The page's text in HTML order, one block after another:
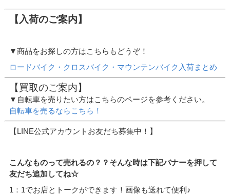
【入荷のご案内】
▼商品をお探しの方はこちらもどうぞ！
ロードバイク・クロスバイク・マウンテンバイク入荷まとめ
【買取のご案内】
▼自転車を売りたい方はこちらのページを参考ください。
自転車を売るならこちら！
【LINE公式アカウントお友だち募集中！】
こんなものって売れるの？？そんな時は下記バナーを押して
友だち追加してね☆
1：1でお店とトークができます！画像も送れて便利♪